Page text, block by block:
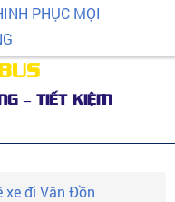
– TIẾT KIỆM
xe đi Vân Đồn